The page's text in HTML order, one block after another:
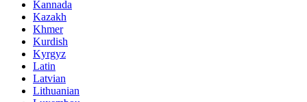
Kannada
Kazakh
Khmer
Kurdish
Kyrgyz
Latin
Latvian
Lithuanian